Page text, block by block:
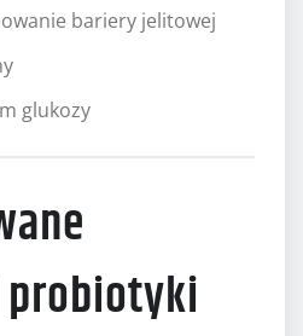
bariery jelitowej
glukozy